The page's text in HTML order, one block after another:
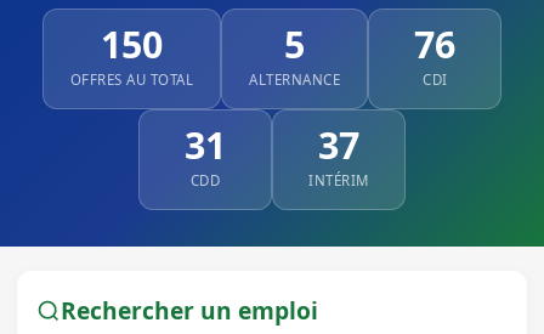
150
OFFRES AU TOTAL
5
ALTERNANCE
76
CDI
31
CDD
37
INTÉRIM
Rechercher un emploi